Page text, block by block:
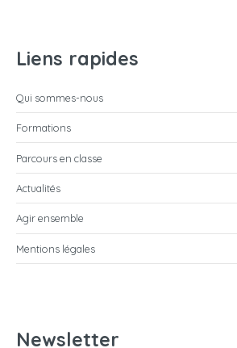
Liens rapides
Qui sommes-nous
Formations
Parcours en classe
Actualités
Agir ensemble
Mentions légales
Newsletter